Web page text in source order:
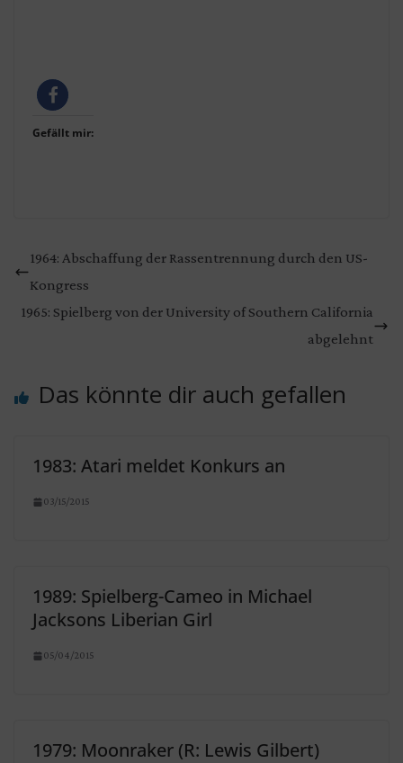
Gefällt mir:
1964: Abschaffung der Rassentrennung durch den US-
Kongress
1965: Spielberg von der University of Southern California
abgelehnt
Das könnte dir auch gefallen
1983: Atari meldet Konkurs an
03/15/2015
1989: Spielberg-Cameo in Michael
Jacksons Liberian Girl
05/04/2015
1979: Moonraker (R: Lewis Gilbert)